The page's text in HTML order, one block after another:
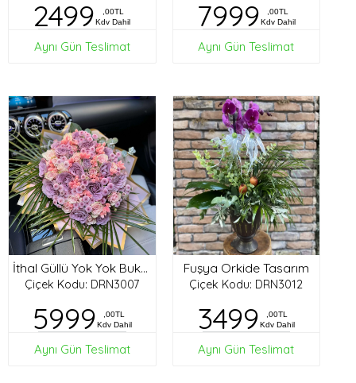
2499
,00TL
Kdv Dahil
Aynı Gün Teslimat
7999
,00TL
Kdv Dahil
Aynı Gün Teslimat
İthal Güllü Yok Yok Buket
Çiçek Kodu: DRN3007
5999
,00TL
Kdv Dahil
Aynı Gün Teslimat
Fuşya Orkide Tasarım
Çiçek Kodu: DRN3012
3499
,00TL
Kdv Dahil
Aynı Gün Teslimat